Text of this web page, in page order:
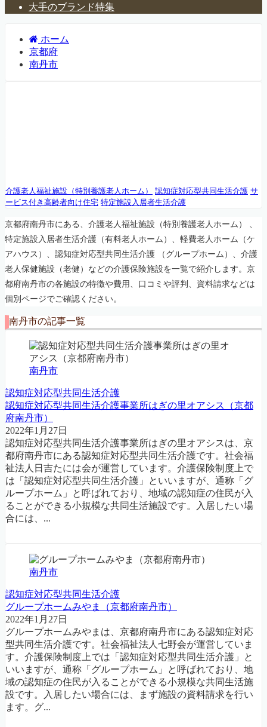
大手のブランド特集
ホーム
京都府
南丹市
介護老人福祉施設（特別養護老人ホーム） 認知症対応型共同生活介護 サ
ービス付き高齢者向け住宅 特定施設入居者生活介護
京都府南丹市にある、介護老人福祉施設（特別養護老人ホーム） 、
特定施設入居者生活介護（有料老人ホーム）、軽費老人ホーム（ケ
アハウス）、認知症対応型共同生活介護 （グループホーム）、介護
老人保健施設（老健）などの介護保険施設を一覧で紹介します。京
都府南丹市の各施設の特徴や費用、口コミや評判、資料請求などは
個別ページでご確認ください。
南丹市の記事一覧
南丹市
認知症対応型共同生活介護
認知症対応型共同生活介護事業所はぎの里オアシス（京都
府南丹市）
2022年1月27日
認知症対応型共同生活介護事業所はぎの里オアシスは、京
都府南丹市にある認知症対応型共同生活介護です。社会福
祉法人日吉たには会が運営しています。介護保険制度上で
は「認知症対応型共同生活介護」といいますが、通称「グ
ループホーム」と呼ばれており、地域の認知症の住民が入
ることができる小規模な共同生活施設です。入居したい場
合には、...
南丹市
認知症対応型共同生活介護
グループホームみやま（京都府南丹市）
2022年1月27日
グループホームみやまは、京都府南丹市にある認知症対応
型共同生活介護です。社会福祉法人七野会が運営していま
す。介護保険制度上では「認知症対応型共同生活介護」と
いいますが、通称「グループホーム」と呼ばれており、地
域の認知症の住民が入ることができる小規模な共同生活施
設です。入居したい場合には、まず施設の資料請求を行い
ます。グ...